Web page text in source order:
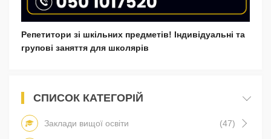
СПИСОК КАТЕГОРІЙ
Заклади вищої освіти (47)
Репетитори зі шкільних предметів! Індивідуальні та
групові заняття для школярів